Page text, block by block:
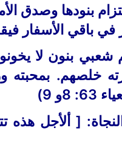
بنودها وصدق
في باقي الأسفار
شعبي بنون لا
خلصهم. بمحبته
8و 9)
[ ألأجل هذه